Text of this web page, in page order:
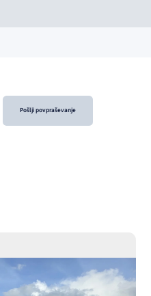
Pošlji povpraševanje